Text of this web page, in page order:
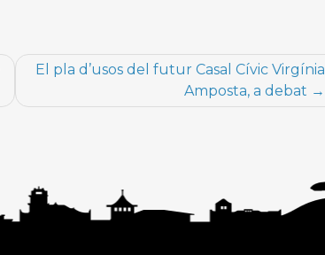
El pla d’usos del futur Casal Cívic Virgínia
Amposta, a debat